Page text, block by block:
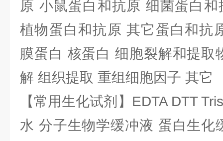
原 小鼠蛋白和抗原 细菌蛋白
植物蛋白和抗原 其它蛋白和抗
膜蛋白 核蛋白 细胞裂解和提取
解 组织提取 重组细胞因子 其它
【常用生化试剂】EDTA DTT
水 分子生物学缓冲液 蛋白生化